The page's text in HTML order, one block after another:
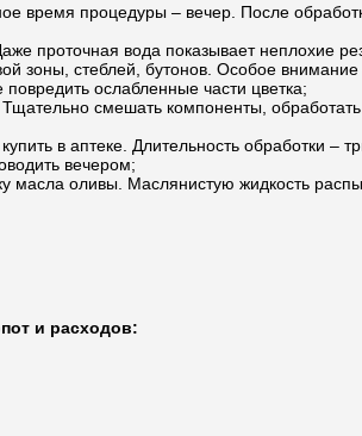
время процедуры – вечер. После
проточная вода показывает неплохие
зоны, стеблей, бутонов. Особое
ослабленные части цветка;
смешать компоненты,
в аптеке. Длительность обработки –
вечером;
масла оливы. Маслянистую жидкость
и расходов: